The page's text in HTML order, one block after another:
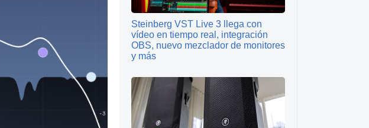
Steinberg VST Live 3 llega con
vídeo en tiempo real, integración
OBS, nuevo mezclador de monitores
y más